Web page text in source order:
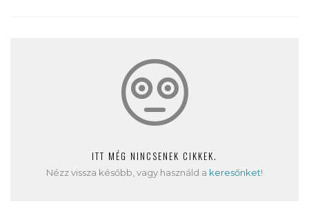
ITT MÉG NINCSENEK CIKKEK.
Nézz vissza később, vagy használd a keresőnket!